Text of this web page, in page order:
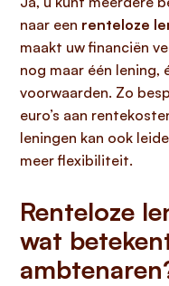
naar een renteloze
maakt uw financiën
nog maar één lening,
voorwaarden. Zo
euro’s aan
leningen kan ook
meer flexibiliteit.
Renteloze
wat